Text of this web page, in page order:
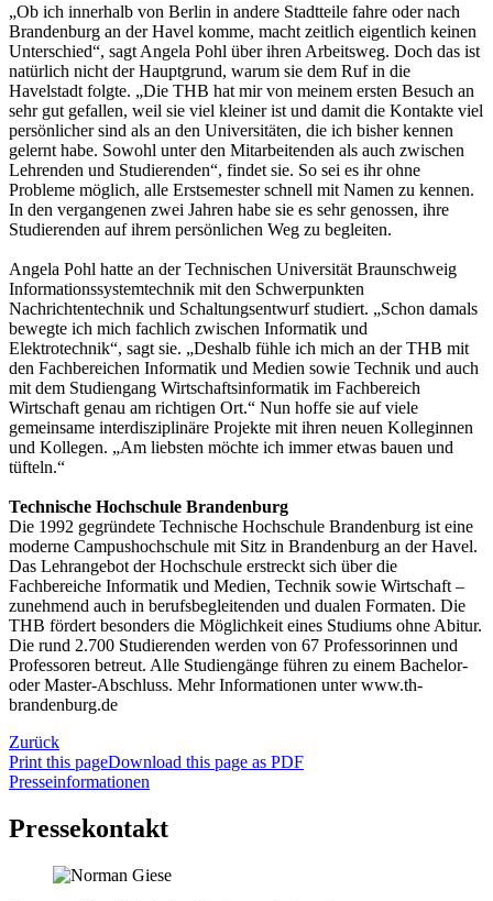
„Ob ich innerhalb von Berlin in andere Stadtteile fahre oder nach
Brandenburg an der Havel komme, macht zeitlich eigentlich keinen
Unterschied“, sagt Angela Pohl über ihren Arbeitsweg. Doch das ist
natürlich nicht der Hauptgrund, warum sie dem Ruf in die
Havelstadt folgte. „Die THB hat mir von meinem ersten Besuch an
sehr gut gefallen, weil sie viel kleiner ist und damit die Kontakte viel
persönlicher sind als an den Universitäten, die ich bisher kennen
gelernt habe. Sowohl unter den Mitarbeitenden als auch zwischen
Lehrenden und Studierenden“, findet sie. So sei es ihr ohne
Probleme möglich, alle Erstsemester schnell mit Namen zu kennen.
In den vergangenen zwei Jahren habe sie es sehr genossen, ihre
Studierenden auf ihrem persönlichen Weg zu begleiten.
Angela Pohl hatte an der Technischen Universität Braunschweig
Informationssystemtechnik mit den Schwerpunkten
Nachrichtentechnik und Schaltungsentwurf studiert. „Schon damals
bewegte ich mich fachlich zwischen Informatik und
Elektrotechnik“, sagt sie. „Deshalb fühle ich mich an der THB mit
den Fachbereichen Informatik und Medien sowie Technik und auch
mit dem Studiengang Wirtschaftsinformatik im Fachbereich
Wirtschaft genau am richtigen Ort.“ Nun hoffe sie auf viele
gemeinsame interdisziplinäre Projekte mit ihren neuen Kolleginnen
und Kollegen. „Am liebsten möchte ich immer etwas bauen und
tüfteln.“
Technische Hochschule Brandenburg
Die 1992 gegründete Technische Hochschule Brandenburg ist eine
moderne Campushochschule mit Sitz in Brandenburg an der Havel.
Das Lehrangebot der Hochschule erstreckt sich über die
Fachbereiche Informatik und Medien, Technik sowie Wirtschaft –
zunehmend auch in berufsbegleitenden und dualen Formaten. Die
THB fördert besonders die Möglichkeit eines Studiums ohne Abitur.
Die rund 2.700 Studierenden werden von 67 Professorinnen und
Professoren betreut. Alle Studiengänge führen zu einem Bachelor-
oder Master-Abschluss. Mehr Informationen unter www.th-
brandenburg.de
Zurück
Print this pageDownload this page as PDF
Presseinformationen
Pressekontakt